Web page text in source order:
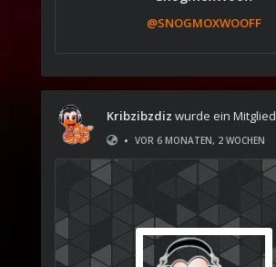
@SNOGMOXWOOFF
Kribzibzdiz wurde ein Mitglied
• VOR 6 MONATEN, 2 WOCHEN